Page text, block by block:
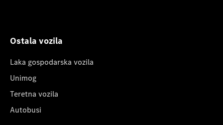
Ostala vozila
Laka gospodarska vozila
Unimog
Teretna vozila
Autobusi